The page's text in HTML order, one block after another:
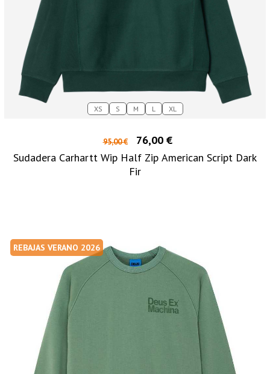
XS S M L XL
95,00 €
76,00 €
Sudadera Carhartt Wip Half Zip American Script Dark
Fir
REBAJAS VERANO 2026